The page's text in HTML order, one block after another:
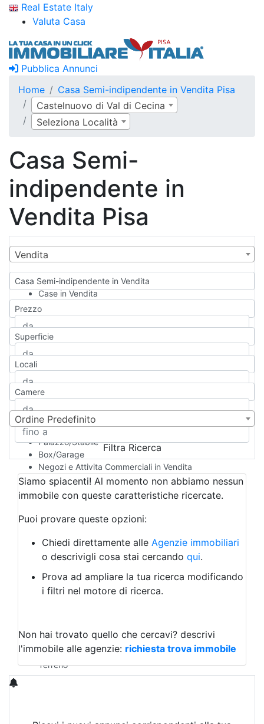
Real Estate Italy
Valuta Casa
Pubblica Annunci
Home
Casa Semi-indipendente in Vendita Pisa
Castelnuovo di Val di Cecina
Seleziona Località
Casa Semi-
indipendente in
Vendita Pisa
Vendita
Casa Semi-indipendente in Vendita
Case in Vendita
Qualsiasi
Appartamento
Casa indipendente
Casa Semi-indipendente
Attico/Mansarda
Rustico/Casale
Camera d'Albergo
Multiproprietà
Palazzo/Stabile
Box/Garage
Negozi e Attivita Commerciali in Vendita
Qualsiasi
Attività/Licenza Commerciale
Azienda Agricola
Bar/Ristorante
Albergo
Laboratorio Artigianale
Negozio/locale commerciale
Agriturismo
Magazzini
Qualsiasi
Terreno edificabile
Terreno
Prezzo
Superficie
Locali
Camere
Ordine Predefinito
Filtra Ricerca
Siamo spiacenti! Al momento non abbiamo nessun
immobile con queste caratteristiche ricercate.
Puoi provare queste opzioni:
Chiedi direttamente alle Agenzie immobiliari
o descrivigli cosa stai cercando qui.
Prova ad ampliare la tua ricerca modificando
i filtri nel motore di ricerca.
Non hai trovato quello che cercavi? descrivi
l'immobile alle agenzie: richiesta trova immobile